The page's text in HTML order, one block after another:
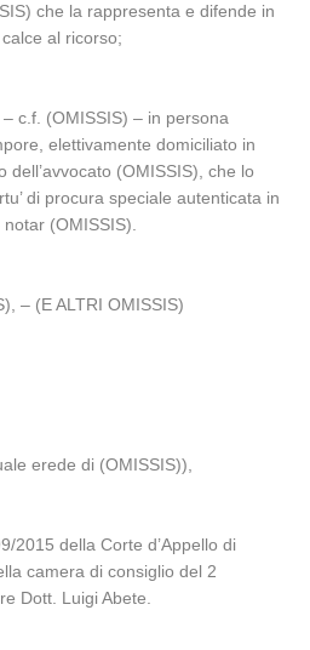
che la rappresenta e difende in
al ricorso;
c.f. (OMISSIS) – in persona
elettivamente domiciliato in
dell’avvocato (OMISSIS), che lo
di procura speciale autenticata in
(OMISSIS).
– (E ALTRI OMISSIS)
erede di (OMISSIS)),
2015 della Corte d’Appello di
camera di consiglio del 2
Dott. Luigi Abete.